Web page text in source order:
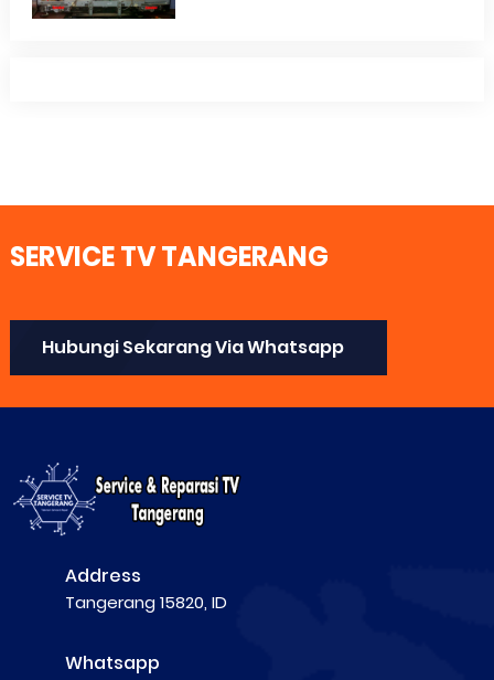
SERVICE TV TANGERANG
Hubungi Sekarang Via Whatsapp
Address
Tangerang 15820, ID
Whatsapp